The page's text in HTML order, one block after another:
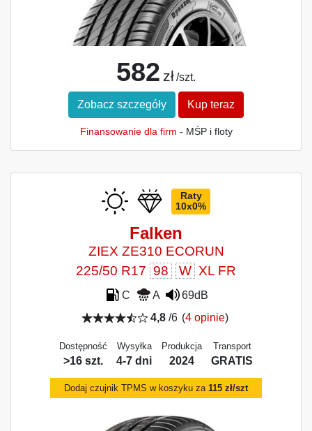
582 zł /szt.
Zobacz szczegóły Kup teraz
Finansowanie dla firm - MŚP i floty
Raty
10x0%
Falken
ZIEX ZE310 ECORUN
225/50 R17 98 W XL FR
C A
69dB
4,8/6 (4 opinie)
Dostępność
>16 szt.
Wysyłka
4-7 dni
Produkcja
2024
Transport
GRATIS
Dodaj czujnik TPMS w koszyku za 115 zł/szt